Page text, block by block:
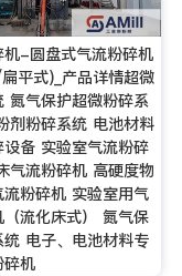
机-圆盘式气流粉碎机
平式)_产品详情超微
氮气保护超微粉碎系
剂粉碎系统 电池材料
设备 实验室气流粉碎
气流粉碎机 高硬度物
流粉碎机 实验室用气
（流化床式） 氮气保
统 电子、电池材料专
碎机